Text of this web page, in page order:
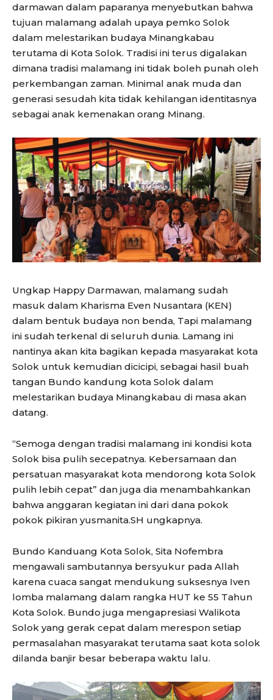
darmawan dalam paparanya menyebutkan bahwa
tujuan malamang adalah upaya pemko Solok
dalam melestarikan budaya Minangkabau
terutama di Kota Solok. Tradisi ini terus digalakan
dimana tradisi malamang ini tidak boleh punah oleh
perkembangan zaman. Minimal anak muda dan
generasi sesudah kita tidak kehilangan identitasnya
sebagai anak kemenakan orang Minang.
Ungkap Happy Darmawan, malamang sudah
masuk dalam Kharisma Even Nusantara (KEN)
dalam bentuk budaya non benda, Tapi malamang
ini sudah terkenal di seluruh dunia. Lamang ini
nantinya akan kita bagikan kepada masyarakat kota
Solok untuk kemudian dicicipi, sebagai hasil buah
tangan Bundo kandung kota Solok dalam
melestarikan budaya Minangkabau di masa akan
datang.
“Semoga dengan tradisi malamang ini kondisi kota
Solok bisa pulih secepatnya. Kebersamaan dan
persatuan masyarakat kota mendorong kota Solok
pulih lebih cepat” dan juga dia menambahkankan
bahwa anggaran kegiatan ini dari dana pokok
pokok pikiran yusmanita.SH ungkapnya.
Bundo Kanduang Kota Solok, Sita Nofembra
mengawali sambutannya bersyukur pada Allah
karena cuaca sangat mendukung suksesnya Iven
lomba malamang dalam rangka HUT ke 55 Tahun
Kota Solok. Bundo juga mengapresiasi Walikota
Solok yang gerak cepat dalam merespon setiap
permasalahan masyarakat terutama saat kota solok
dilanda banjir besar beberapa waktu lalu.